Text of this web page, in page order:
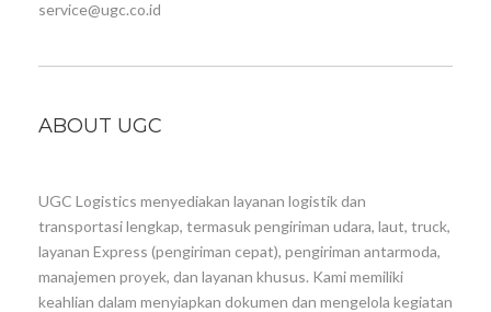
service@ugc.co.id
ABOUT UGC
UGC Logistics menyediakan layanan logistik dan
transportasi lengkap, termasuk pengiriman udara, laut, truck,
layanan Express (pengiriman cepat), pengiriman antarmoda,
manajemen proyek, dan layanan khusus. Kami memiliki
keahlian dalam menyiapkan dokumen dan mengelola kegiatan